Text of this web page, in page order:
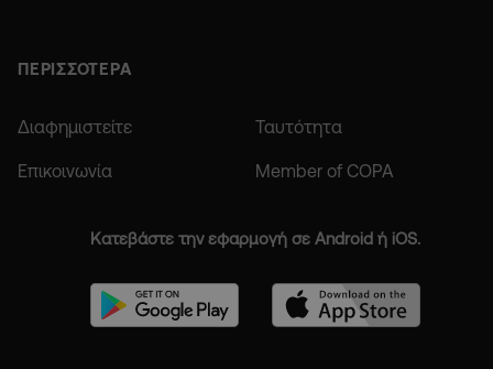
ΠΕΡΙΣΣΟΤΕΡΑ
Διαφημιστείτε Ταυτότητα
Επικοινωνία Member of COPA
Κατεβάστε την εφαρμογή σε Android ή iOS.